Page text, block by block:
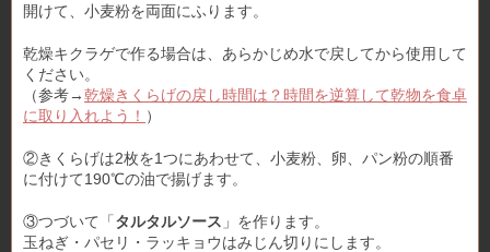
開けて、小麦粉を両面にふります。
乾燥キクラゲで作る場合は、あらかじめ水で戻してから使用して
ください。
（参考→乾燥きくらげの戻し時間は？時間を逆算して乾物を食卓
に取り入れよう！ ）
②きくらげは2枚を1つにあわせて、小麦粉、卵、パン粉の順番
に付けて190℃の油で揚げます。
③つづいて「タルタルソース 」を作ります。
玉ねぎ・パセリ・ラッキョウはみじん切りにします。